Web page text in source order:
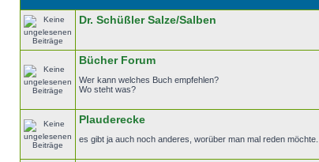
Dr. Schüßler Salze/Salben
Bücher Forum
Wer kann welches Buch empfehlen?
Wo steht was?
Plauderecke
es gibt ja auch noch anderes, worüber man mal reden möchte...